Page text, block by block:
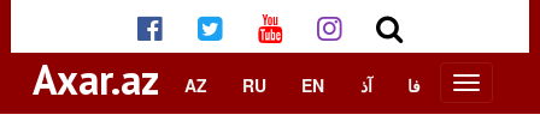
Axar.az AZ RU EN آذ فا